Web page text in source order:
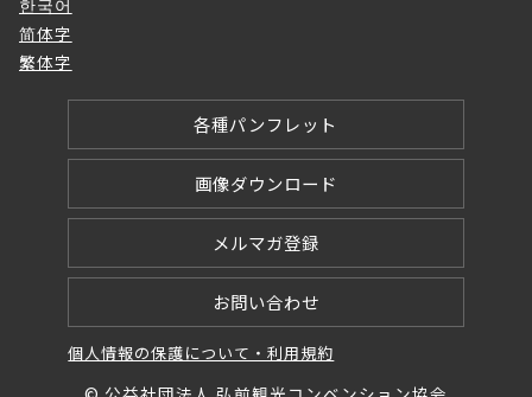
简体字
繁体字
各種パンフレット
画像ダウンロード
メルマガ登録
お問い合わせ
個人情報の保護について・利用規約